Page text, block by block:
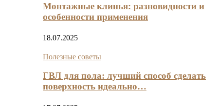
Монтажные клинья: разновидности и
особенности применения
18.07.2025
Полезные советы
ГВЛ для пола: лучший способ сделать
поверхность идеально…